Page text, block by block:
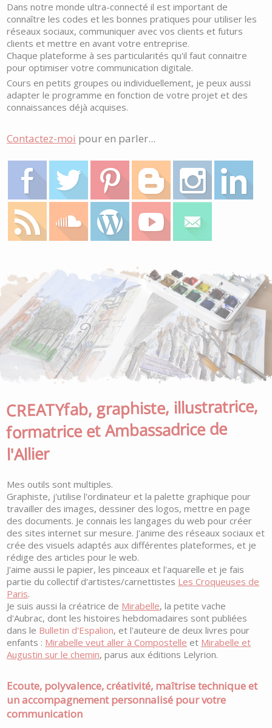
Dans notre monde ultra-connecté il est important de
connaître les codes et les bonnes pratiques pour utiliser les
réseaux sociaux, communiquer avec vos clients et futurs
clients et mettre en avant votre entreprise.
Chaque plateforme à ses particularités qu'il faut connaitre
pour optimiser votre communication digitale.
Cours en petits groupes ou individuellement, je peux aussi
adapter le programme en fonction de votre projet et des
connaissances déjà acquises.
Contactez-moi pour en parler...
CREATYfab, graphiste, illustratrice,
formatrice et Ambassadrice de
l'Allier
Mes outils sont multiples.
Graphiste, j'utilise l'ordinateur et la palette graphique pour
travailler des images, dessiner des logos, mettre en page
des documents. Je connais les langages du web pour créer
des sites internet sur mesure. J'anime des réseaux sociaux et
crée des visuels adaptés aux différentes plateformes, et je
rédige des articles pour le web.
J'aime aussi le papier, les pinceaux et l'aquarelle et je fais
partie du collectif d'artistes/carnettistes Les Croqueuses de
Paris.
Je suis aussi la créatrice de Mirabelle, la petite vache
d'Aubrac, dont les histoires hebdomadaires sont publiées
dans le Bulletin d'Espalion, et l'auteure de deux livres pour
enfants : Mirabelle veut aller à Compostelle et Mirabelle et
Augustin sur le chemin, parus aux éditions Lelyrion.
Ecoute, polyvalence, créativité, maîtrise technique et
un accompagnement personnalisé pour votre
communication